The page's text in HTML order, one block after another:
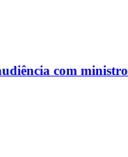
com ministro